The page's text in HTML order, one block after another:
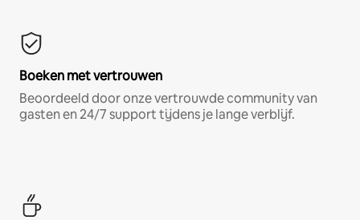
Boeken met vertrouwen
Beoordeeld door onze vertrouwde community van
gasten en 24/7 support tijdens je lange verblijf.